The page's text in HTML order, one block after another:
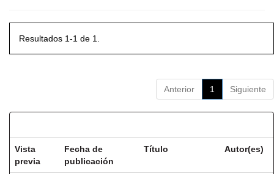
Resultados 1-1 de 1.
Anterior 1 Siguiente
Vista
previa
Fecha de
publicación
Título Autor(es)